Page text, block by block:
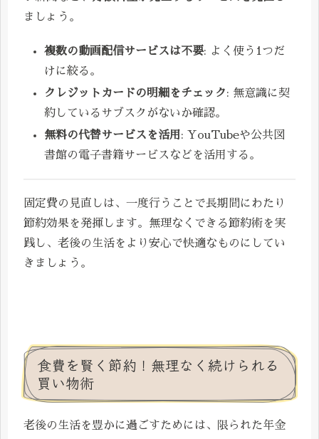
ましょう。
複数の動画配信サービスは不要: よく使う1つだ
けに絞る。
クレジットカードの明細をチェック: 無意識に契
約しているサブスクがないか確認。
無料の代替サービスを活用 : YouTubeや公共図
書館の電子書籍サービスなどを活用する。
固定費の見直しは、一度行うことで長期間にわたり
節約効果を発揮します。無理なくできる節約術を実
践し、老後の生活をより安心で快適なものにしてい
きましょう。
食費を賢く節約！無理なく続けられる
買い物術
老後の生活を豊かに過ごすためには、限られた年金